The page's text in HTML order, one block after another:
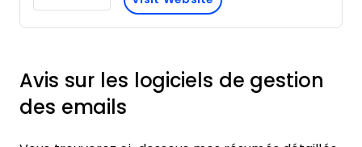
Avis sur les logiciels de gestion
des emails